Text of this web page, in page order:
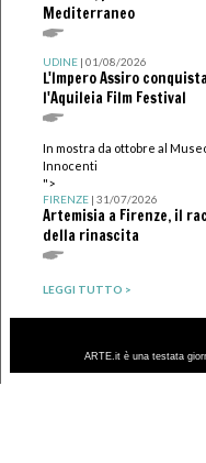
Mediterraneo
UDINE| 01/08/2026
L'Impero Assiro
l'Aquileia Film Festival
In mostra da ottobre al
Innocenti
">
FIRENZE| 31/07/2026
Artemisia a Firenze, il
della rinascita
LEGGI TUTTO >
ARTE.it è una testata